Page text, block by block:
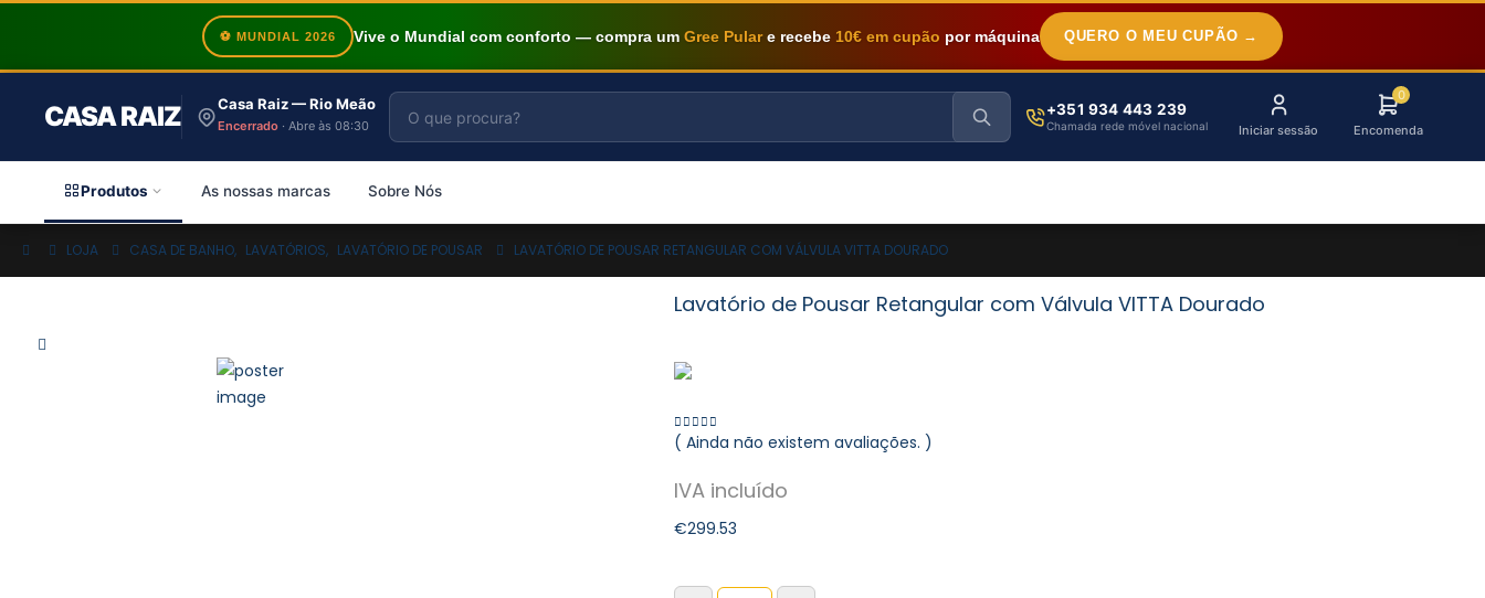
⚽ MUNDIAL 2026 Vive o Mundial com conforto — compra um Gree Pulare recebe 10€ em cupão por máquina QUERO O MEU CUPÃO →
CASA RAIZ Casa Raiz — Rio Meão
Encerrado · Abre às 08:30
+351 934 443 239
Chamada rede móvel nacional Iniciar sessão
0
Encomenda
Produtos As nossas marcas Sobre Nós
LOJA CASA DE BANHO, LAVATÓRIOS, LAVATÓRIO DE POUSAR LAVATÓRIO DE POUSAR RETANGULAR COM VÁLVULA VITTA DOURADO
Lavatório de Pousar Retangular com Válvula VITTA Dourado
0 out of 5
( Ainda não existem avaliações. )
€299.53